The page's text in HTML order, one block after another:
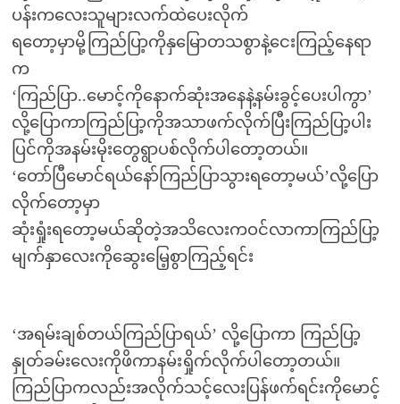
ပန်းကလေးသူများလက်ထဲပေးလိုက်
ရတော့မှာမို့ကြည်ပြာ့ကိုနှမြောတသစွာနဲ့ငေးကြည့်နေရာ
က
‘ကြည်ပြာ..မောင့်ကိုနောက်ဆုံးအနေနဲ့နမ်းခွင့်ပေးပါကွာ’
လို့ပြောကာကြည်ပြာ့ကိုအသာဖက်လိုက်ပြီးကြည်ပြာ့ပါး
ပြင်ကိုအနမ်းမိုးတွေရွာပစ်လိုက်ပါတော့တယ်။
‘တော်ပြီမောင်ရယ်နော်ကြည်ပြာသွားရတော့မယ်’လို့ပြော
လိုက်တော့မှာ
ဆုံးရှုံးရတော့မယ်ဆိုတဲ့အသိလေးကဝင်လာကာကြည်ပြာ့
မျက်နှာလေးကိုဆွေးမြေ့စွာကြည့်ရင်း
‘အရမ်းချစ်တယ်ကြည်ပြာရယ်’ လို့ပြောကာ ကြည်ပြာ့
နှုတ်ခမ်းလေးကိုဖိကာနမ်းရှိုက်လိုက်ပါတော့တယ်။
ကြည်ပြာကလည်းအလိုက်သင့်လေးပြန်ဖက်ရင်းကိုမောင့်